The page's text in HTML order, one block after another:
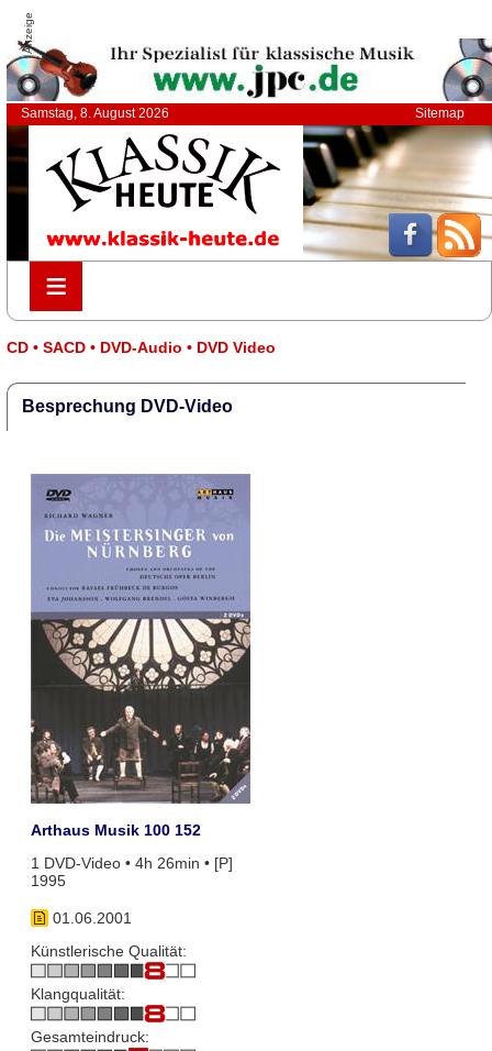
Anzeige
Samstag, 8. August 2026 Sitemap
≡
≡
CD • SACD • DVD-Audio • DVD Video
Besprechung DVD-Video
Arthaus Musik 100 152
1 DVD-Video • 4h 26min • [P]
1995
01.06.2001
Künstlerische Qualität:
Klangqualität:
Gesamteindruck: